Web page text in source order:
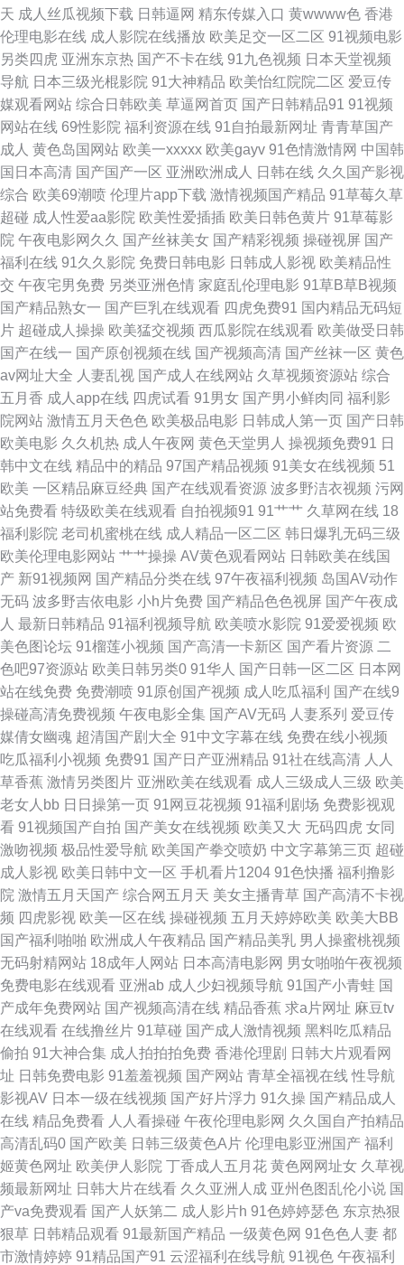
情五月天成年网 久久五月大香蕉 国内AV草逼影视 欧美人妖操人妖 日韩精品
免费看 亚洲tv色 不卡三级片 韩国久久精品视频 日韩色图合集 午夜日韩免费a
午夜福制 日韩中文欧美网 欧美性网 老湿机视频网站 老湿机网 国产区123 韩
日色资源 高清无码 浮力操操比 丁香五月狠狠肏 91精品亚洲 91网在线 91九
色海角社区 a片人与兽www 97操碰视频 少妇三级 另类天堂网 波多野衣A片
精品九九女人 欧美亚日韩 日本蜜桃综合网 青青草肏屄视频 丝袜野结衣 91国
产丝袜射精 超碰久操 国精品123 久草探花 欧美BT熟女 天天干天天橾穴 91n
视频 99热这里是精品 超碰在线人网播放 国产传媒合集 亚洲人妻中出 超碰在
线成人 国产精品良家 韩日专区 男人的天堂网页 丝袜足交国产 午夜福利国产
区 影音先锋精东影业 91香蕉传媒 久久国产视频精品 欧美日爽爽 人妖伪娘av
天堂 天天国产综合 大香蕉伊人五月 操逼超碰 成人伊人影院 狠狠干在线视频
老湿影院免费 探花系列亚洲电影 草草影院限制 国产不卡毛片 美女操B黄色
无码三级视频 91黑人探花 黑人大吊 人妻熟女一级片 熟妇精品影院 51视频
肏屄网址麻豆传媒 国产1区2区3区 玖玖色资源 人免费超碰 欧美一级方 91视
频99视频 成人熊猫网站MV 俺来也俺去也久久 成人av色导航 导航美女福利
国产性爱在线 午夜福利姬 91自慰喷水 AV白丝 久草大香蕉亚洲 日本不卡不
卡不卡 91黄色片 97视屏91 精品91视频 日韩电影中文字幕 www啪啪啪av 国
产久艹网 女同互怼互操 天堂网东京热 亚洲精品黄色网址 大香蕉伊人草 精品
一区日韩 玖玖热精品6 三级成人在线观看 豆花视频制服资源 麻豆传媒陈可心
丝袜足交资源 91成人18 操逼AV网址 韩国免费AV网站 欧洲性爱av 91操人视
频 超碰久在线天天做 激情另类海角 欧美日韩肏屄 天堂aV 91国模视频 成人
精品18 精品国产乱 青青草网 午夜影院污av 第一福利所AV 免费18 中文字幕
日本有码 成人性视频 美女91视频网站 婷婷一区二区 日韩熟女另类视频 亚洲
黄色网络 成人a三级 五月天婷婷色 变态AV另类 老司机午夜网 午夜大片 91豆
花视频网址 超碰9总站 免费人人妻导航 日韩精品大片 91传媒免费视频 国产
精品电 91夫妻视频 精品人工一区二区 日本www高清 亚洲色色五月天
wwww色鬼 韩日黄色网址 人人摸人人操人人 AV狼友社区论坛 熟妇国产免费
一区 成人电影香蕉视频 欧美老色比 午夜影院006 国产97超碰 香蕉视频污污
天 成人丝瓜视频下载 日韩逼网 精东传媒入口 黄wwww色 香港
伦理电影在线 成人影院在线播放 欧美足交一区二区 91视频电影
另类四虎 亚洲东京热 国产不卡在线 91九色视频 日本天堂视频
导航 日本三级光棍影院 91大神精品 欧美怡红院院二区 爱豆传
媒观看网站 综合日韩欧美 草逼网首页 国产日韩精品91 91视频
网站在线 69性影院 福利资源在线 91自拍最新网址 青青草国产
成人 黄色岛国网站 欧美一xxxxx 欧美gayv 91色情激情网 中国韩
国日本高清 国产国产一区 亚洲欧洲成人 日韩在线 久久国产影视
综合 欧美69潮喷 伦理片app下载 激情视频国产精品 91草莓久草
超碰 成人性爱aa影院 欧美性爱插插 欧美日韩色黄片 91草莓影
院 午夜电影网久久 国产丝袜美女 国产精彩视频 操碰视屏 国产
福利在线 91久久影院 免费日韩电影 日韩成人影视 欧美精品性
交 午夜宅男免费 另类亚洲色情 家庭乱伦理电影 91草B草B视频
国产精品熟女一 国产巨乳在线观看 四虎免费91 国内精品无码短
片 超碰成人操操 欧美猛交视频 西瓜影院在线观看 欧美做受日韩
国产在线一 国产原创视频在线 国产视频高清 国产丝袜一区 黄色
av网址大全 人妻乱视 国产成人在线网站 久草视频资源站 综合
五月香 成人app在线 四虎试看 91男女 国产男小鲜肉同 福利影
院网站 激情五月天色色 欧美极品电影 日韩成人第一页 国产日韩
欧美电影 久久机热 成人午夜网 黄色天堂男人 操视频免费91 日
韩中文在线 精品中的精品 97国产精品视频 91美女在线视频 51
欧美 一区精品麻豆经典 国产在线观看资源 波多野洁衣视频 污网
站免费看 特级欧美在线观看 自拍视频91 91艹艹 久草网在线 18
福利影院 老司机蜜桃在线 成人精品一区二区 韩日爆乳无码三级
欧美伦理电影网站 艹艹操操 AV黄色观看网站 日韩欧美在线国
产 新91视频网 国产精品分类在线 97午夜福利视频 岛国AV动作
无码 波多野吉依电影 小h片免费 国产精品色色视屏 国产午夜成
人 最新日韩精品 91福利视频导航 欧美喷水影院 91爱爱视频 欧
美色图论坛 91榴莲小视频 国产高清一卡新区 国产看片资源 二
色吧97资源站 欧美日韩另类0 91华人 国产日韩一区二区 日本网
站在线免费 免费潮喷 91原创国产视频 成人吃瓜福利 国产在线9
操碰高清免费视频 午夜电影全集 国产AV无码 人妻系列 爱豆传
媒倩女幽魂 超清国产剧大全 91中文字幕在线 免费在线小视频
吃瓜福利小视频 免费91 国产日产亚洲精品 91社在线高清 人人
草香蕉 激情另类图片 亚洲欧美在线观看 成人三级成人三级 欧美
老女人bb 日日操第一页 91网豆花视频 91福利剧场 免费影视观
看 91视频国产自拍 国产美女在线视频 欧美又大 无码四虎 女同
激吻视频 极品性爱导航 欧美国产拳交喷奶 中文字幕第三页 超碰
成人影视 欧美日韩中文一区 手机看片1204 91色快播 福利撸影
院 激情五月天国产 综合网五月天 美女主播青草 国产高清不卡视
频 四虎影视 欧美一区在线 操碰视频 五月天婷婷欧美 欧美大BB
国产福利啪啪 欧洲成人午夜精品 国产精品美乳 男人操蜜桃视频
无码射精网站 18成年人网站 日本高清电影网 男女啪啪午夜视频
免费电影在线观看 亚洲ab 成人少妇视频导航 91国产小青蛙 国
产成年免费网站 国产视频高清在线 精品香蕉 求a片网址 麻豆tv
在线观看 在线撸丝片 91草碰 国产成人激情视频 黑料吃瓜精品
偷拍 91大神合集 成人拍拍拍免费 香港伦理剧 日韩大片观看网
址 日韩免费电影 91羞羞视频 国产网站 青草全福视在线 性导航
影视AV 日本一级在线视频 国产好片浮力 91久操 国产精品成人
在线 精品免费看 人人看操碰 午夜伦理电影网 久久国自产拍精品
高清乱码0 国产欧美 日韩三级黄色A片 伦理电影亚洲国产 福利
姬黄色网址 欧美伊人影院 丁香成人五月花 黄色网网址女 久草视
频最新网址 日韩大片在线看 久久亚洲人成 亚州色图乱伦小说 国
产va免费观看 国产人妖第二 成人影片h 91色婷婷瑟色 东京热狠
狠草 日韩精品观看 91最新国产精品 一级黄色网 91色色人妻 都
市激情婷婷 91精品国产91 云涩福利在线导航 91视色 午夜福利